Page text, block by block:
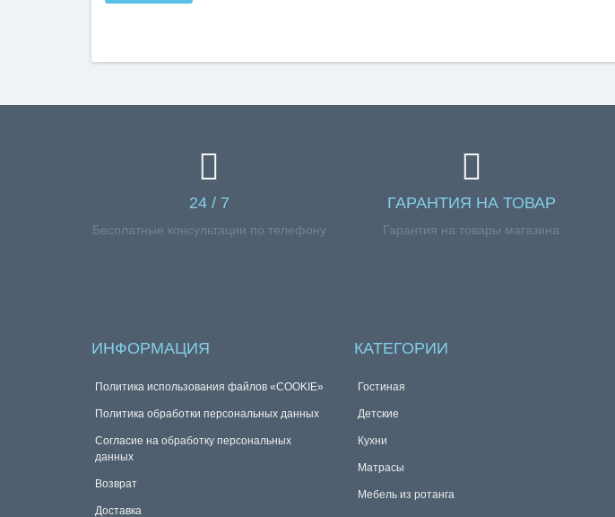
24 / 7
Бесплатные консультации по телефону
ГАРАНТИЯ НА ТОВАР
Гарантия на товары магазина
ИНФОРМАЦИЯ
Политика использования файлов «COOKIE»
Политика обработки персональных данных
Согласие на обработку персональных
данных
Возврат
Доставка
КАТЕГОРИИ
Гостиная
Детские
Кухни
Матрасы
Мебель из ротанга